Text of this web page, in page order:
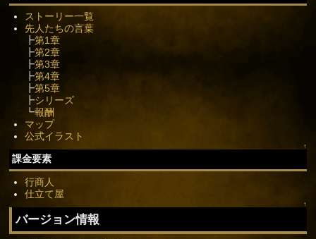
ストーリー一覧
先人たちの言葉
┣第1章
┣第2章
┣第3章
┣第4章
┣第5章
┣シリーズ
┗報酬
マップ
公式イラスト
↑
課金要素
行商人
仕立て屋
↑
バージョン情報